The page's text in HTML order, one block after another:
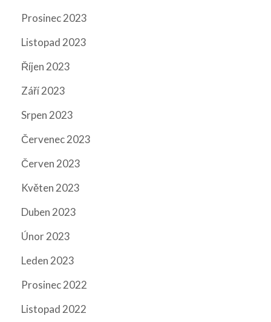
Prosinec 2023
Listopad 2023
Říjen 2023
Září 2023
Srpen 2023
Červenec 2023
Červen 2023
Květen 2023
Duben 2023
Únor 2023
Leden 2023
Prosinec 2022
Listopad 2022